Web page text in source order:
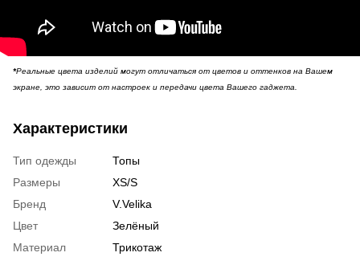
*Реальные цвета изделий могут отличаться от цветов и оттенков на Вашем
экране, это зависит от настроек и передачи цвета Вашего гаджета.
Характеристики
Тип одежды
Топы
Размеры
XS/S
Бренд
V.Velika
Цвет
Зелёный
Материал
Трикотаж